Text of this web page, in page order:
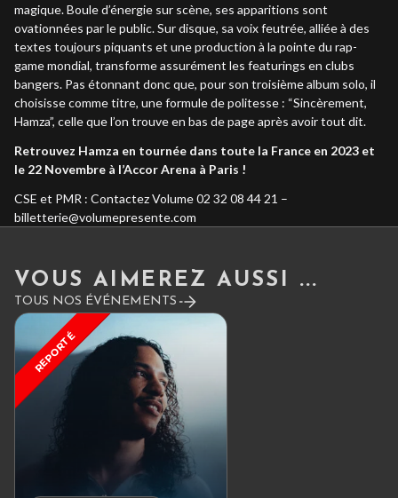
magique. Boule d’énergie sur scène, ses apparitions sont
ovationnées par le public. Sur disque, sa voix feutrée, alliée à des
textes toujours piquants et une production à la pointe du rap-
game mondial, transforme assurément les featurings en clubs
bangers. Pas étonnant donc que, pour son troisième album solo, il
choisisse comme titre, une formule de politesse : “Sincèrement,
Hamza”, celle que l’on trouve en bas de page après avoir tout dit.
Retrouvez Hamza en tournée dans toute la France en 2023 et
le 22 Novembre à l’Accor Arena à Paris !
CSE et PMR : Contactez Volume 02 32 08 44 21 –
billetterie@volumepresente.com
VOUS AIMEREZ AUSSI ...
TOUS NOS ÉVÉNEMENTS
REPORTÉ